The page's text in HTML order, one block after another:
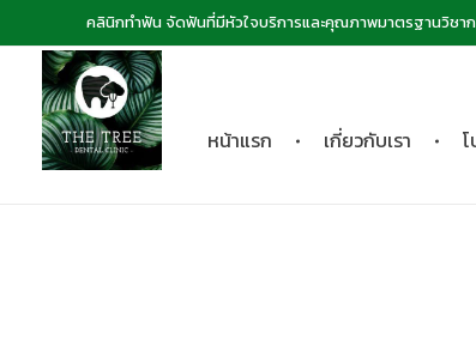
คลินิกทำฟัน จัดฟันที่มีหัวใจบริการและคุณภาพมาตรฐานวิชา
หน้าแรก เกี่ยวกับเรา